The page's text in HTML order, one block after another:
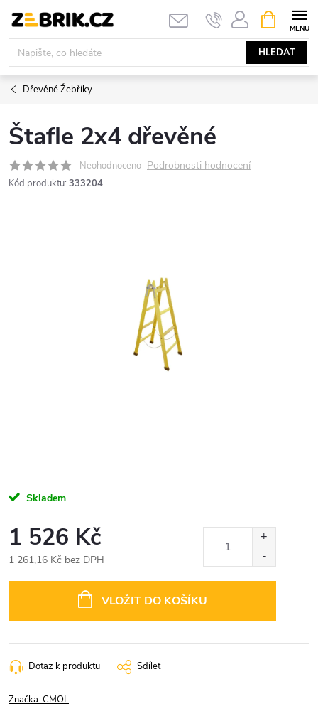
obsah
HLEDAT
NÁKUPNÍ
KOŠÍK
Dřevěné Žebříky
Štafle 2x4 dřevěné
Neohodnoceno Podrobnosti hodnocení
Kód produktu: 333204
Skladem
1 526 Kč
1 261,16 Kč bez DPH
VLOŽIT DO KOŠÍKU
Dotaz k produktu Sdílet
Značka:CMOL